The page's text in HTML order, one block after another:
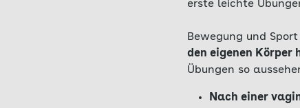
erste leichte
Bewegung und
den eigenen
Übungen so
Nach einer